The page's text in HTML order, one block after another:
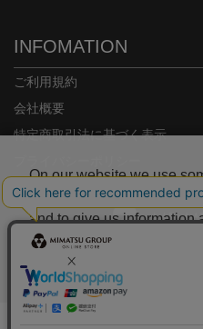
INFOMATION
ご利用規約
会社概要
特定商取引法に基づく表示
On our website we use
are necessary for our site
and to give us information
is used.
Deny